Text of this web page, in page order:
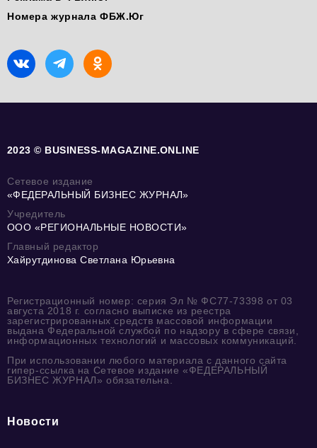
Номера журнала ФБЖ.Юг
2023 © BUSINESS-MAGAZINE.ONLINE
Сетевое издание
«ФЕДЕРАЛЬНЫЙ БИЗНЕС ЖУРНАЛ»
Учредитель
ООО «РЕГИОНАЛЬНЫЕ НОВОСТИ»
Главный редактор
Хайрутдинова Светлана Юрьевна
Регистрационный номер: серия Эл № ФС77-73398 от 03
августа 2018 г. согласно выписке из реестра
зарегистрированных средств массовой информации
выдана Федеральной службой по надзору в сфере связи,
информационных технологий и массовых коммуникаций.
При использовании любого материала с данного сайта
гипер-ссылка на Сетевое издание «ФЕДЕРАЛЬНЫЙ
БИЗНЕС ЖУРНАЛ» обязательна.
Новости